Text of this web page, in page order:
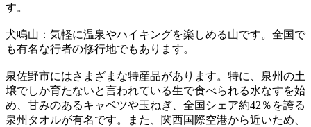
す。
犬鳴山：気軽に温泉やハイキングを楽しめる山です。全国で
も有名な行者の修行地でもあります。
泉佐野市にはさまざまな特産品があります。特に、泉州の土
壌でしか育たないと言われている生で食べられる水なすを始
め、甘みのあるキャベツや玉ねぎ、全国シェア約42％を誇る
泉州タオルが有名です。また、関西国際空港から近いため、